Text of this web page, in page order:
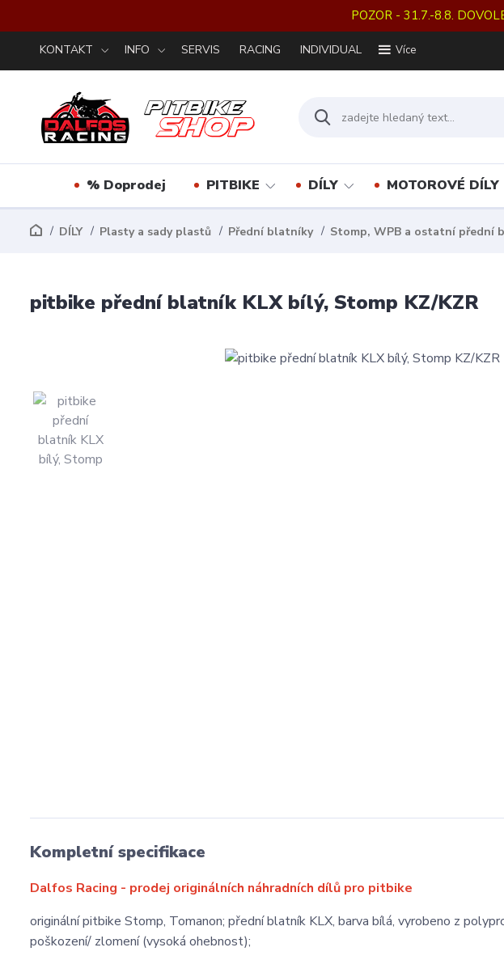
POZOR - 31.7.-8.8.
KONTAKT INFO SERVIS RACING INDIVIDUAL Více
% Doprodej PITBIKE DÍLY MOTOROVÉ DÍLY
DÍLY Plasty a sady plastů Přední blatníky Stomp, WPB a ostatní přední
pitbike přední blatník KLX bílý, Stomp KZ/KZR
Kompletní specifikace
Dalfos Racing - prodej originálních náhradních dílů pro pitbike
originální pitbike Stomp, Tomanon; přední blatník KLX, barva bílá, vyrobeno z
poškození/ zlomení (vysoká ohebnost);